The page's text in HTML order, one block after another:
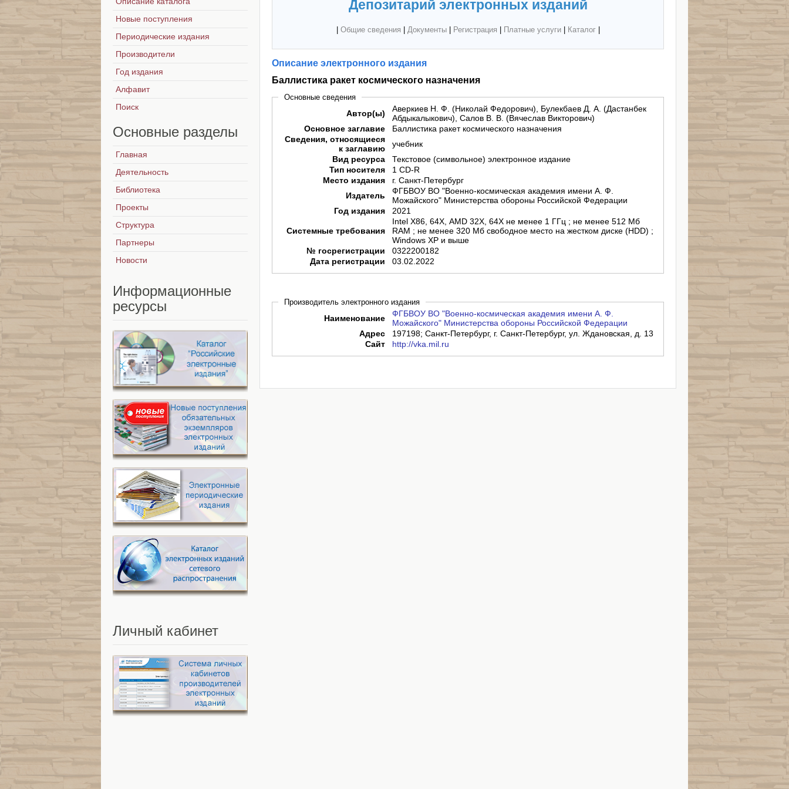
Депозитарий электронных изданий
Общие сведения Документы| Регистрация Платные услуги| Каталог|
Описание электронного издания
Баллистика ракет космического назначения
Основные сведения
Автор(ы)
Аверкиев Н. Ф. (Николай Федорович), Булекбаев Д. А. (Дастанбек
Абдыкалыкович), Салов В. В. (Вячеслав Викторович)
Основное заглавие
Баллистика ракет космического назначения
Сведения, относящиеся
к заглавию
учебник
Вид ресурса
Текстовое (символьное) электронное издание
Тип носителя
1 CD-R
Место издания
г. Санкт-Петербург
Издатель
ФГБВОУ ВО "Военно-космическая академия имени А. Ф.
Можайского" Министерства обороны Российской Федерации
Год издания
2021
Системные требования
Intel X86, 64X, AMD 32X, 64Х не менее 1 ГГц ; не менее 512 Мб
RAM ; не менее 320 Мб свободное место на жестком диске (HDD) ;
Windows XP и выше
№ госрегистрации
0322200182
Дата регистрации
03.02.2022
Производитель электронного издания
Наименование
ФГБВОУ ВО "Военно-космическая академия имени А. Ф.
Можайского" Министерства обороны Российской Федерации
Адрес
197198; Санкт-Петербург, г. Санкт-Петербург, ул. Ждановская, д. 13
Сайт
http://vka.mil.ru
Новые поступления
Периодические издания
Производители
Год издания
Алфавит
Поиск
Основные разделы
Главная
Деятельность
Библиотека
Проекты
Структура
Партнеры
Новости
Информационные
ресурсы
Личный кабинет